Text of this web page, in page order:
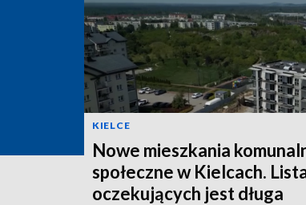
KIELCE
Nowe mieszkania
społeczne w Kielcach.
oczekujących jest długa